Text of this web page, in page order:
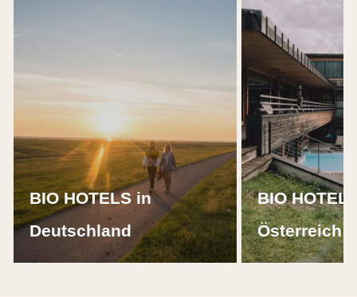
BIO HOTELS in
Deutschland
BIO
Österreich